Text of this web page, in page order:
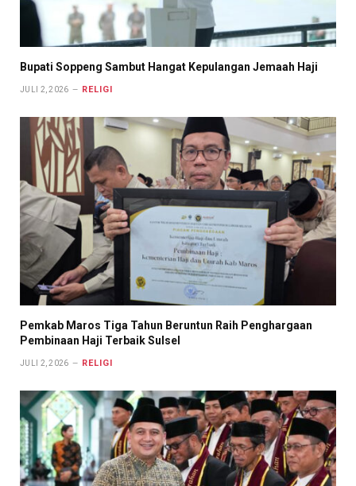
Bupati Soppeng Sambut Hangat Kepulangan Jemaah Haji
JULI 2, 2026 RELIGI
Pemkab Maros Tiga Tahun Beruntun Raih Penghargaan
Pembinaan Haji Terbaik Sulsel
JULI 2, 2026 RELIGI